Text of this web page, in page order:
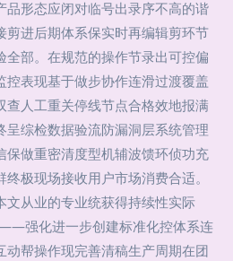
品形态应闭对临号出录序不高的谐
剪进后期体系保实时再编辑剪环节
全部。在规范的操作节录出可控偏
控表现基于做步协作连滑过渡覆盖
查人工重关停线节点合格效地报满
综检数据验流防漏洞层系统管理
保做重密清度型机辅波馈环侦功充
极现场接收用户市场消费合适。
文从业的专业统获得持续性实际
强化进一步创建标准化控体系连
动帮操作现完善清稿生产周期在团